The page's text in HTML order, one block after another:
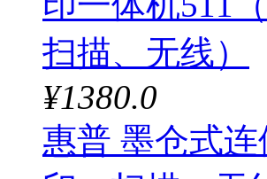
¥1380.0
惠普 墨仓式